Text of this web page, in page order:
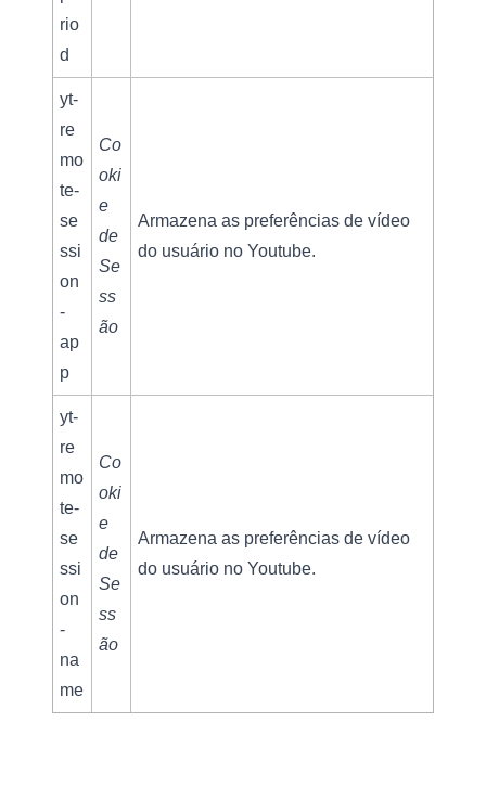
rio
d
yt-
re
mo
te-
se
ssi
on
-
ap
p
Co
oki
e
de
Se
ss
ão
Armazena as preferências de vídeo
do usuário no Youtube.
yt-
re
mo
te-
se
ssi
on
-
na
me
Co
oki
e
de
Se
ss
ão
Armazena as preferências de vídeo
do usuário no Youtube.